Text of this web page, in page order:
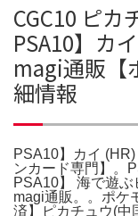
CGC10 ピ
PSA10】カ
magi通販【
細情報
PSA10】カイ
ンカード専門】。
PSA10】 海で遊
magi通販。。ポケ
済】ピカチュウ(中